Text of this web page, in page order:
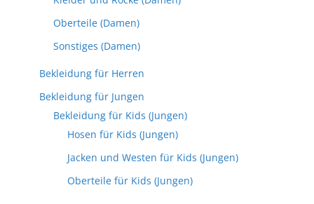
Oberteile (Damen)
Sonstiges (Damen)
Bekleidung für Herren
Bekleidung für Jungen
Bekleidung für Kids (Jungen)
Hosen für Kids (Jungen)
Jacken und Westen für Kids (Jungen)
Oberteile für Kids (Jungen)